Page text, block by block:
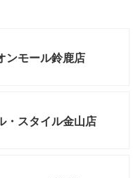
ンモール鈴鹿店
・スタイル金山店